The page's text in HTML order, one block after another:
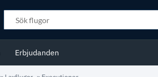
Erbjudanden